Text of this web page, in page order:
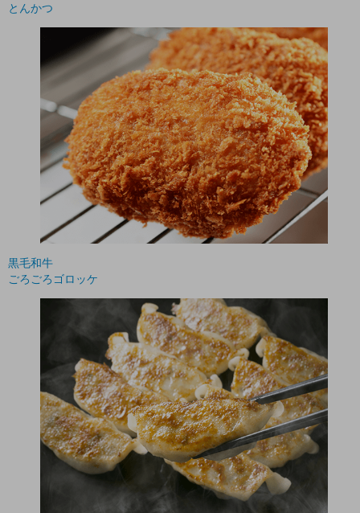
とんかつ
黒毛和牛
ごろごろゴロッケ